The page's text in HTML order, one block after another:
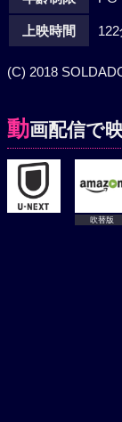
上映時間
(C) 2018
動画配信で
吹替版